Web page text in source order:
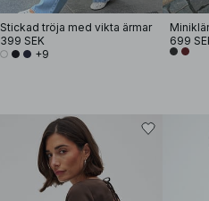
Stickad tröja med vikta ärmar
399 SEK
+9
699